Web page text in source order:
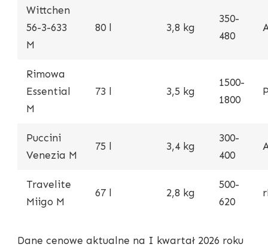
Wittchen
56-3-633
M
80 l 3,8 kg
350-
480
Rimowa
Essential
M
73 l 3,5 kg
1500-
1800
Puccini
Venezia M
75 l 3,4 kg
300-
400
Travelite
Miigo M
67 l 2,8 kg
500-
620
Dane cenowe aktualne na I kwartał 2026 roku